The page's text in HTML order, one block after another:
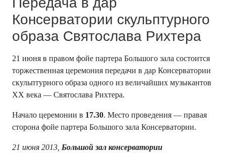
Консерватории скульптурного
образа Святослава Рихтера
21 июня в правом фойе партера Большого зала состоится
торжественная церемония передачи в дар Консерватории
скульптурного образа одного из величайших музыкантов
ХХ века — Святослава Рихтера.
Начало церемонии в 17.30. Место проведения — правая
сторона фойе партера Большого зала Консерватории.
21 июня 2013, Большой зал консерватории